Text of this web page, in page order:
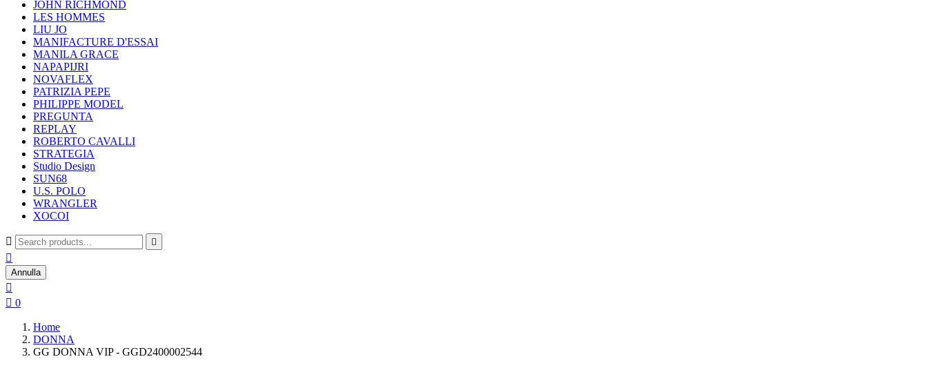
JOHN RICHMOND
LES HOMMES
LIU JO
MANIFACTURE D'ESSAI
MANILA GRACE
NAPAPIJRI
NOVAFLEX
PATRIZIA PEPE
PHILIPPE MODEL
PREGUNTA
REPLAY
ROBERTO CAVALLI
STRATEGIA
Studio Design
SUN68
U.S. POLO
WRANGLER
XOCOI
 

Annulla

 0
Home
DONNA
GG DONNA VIP - GGD2400002544